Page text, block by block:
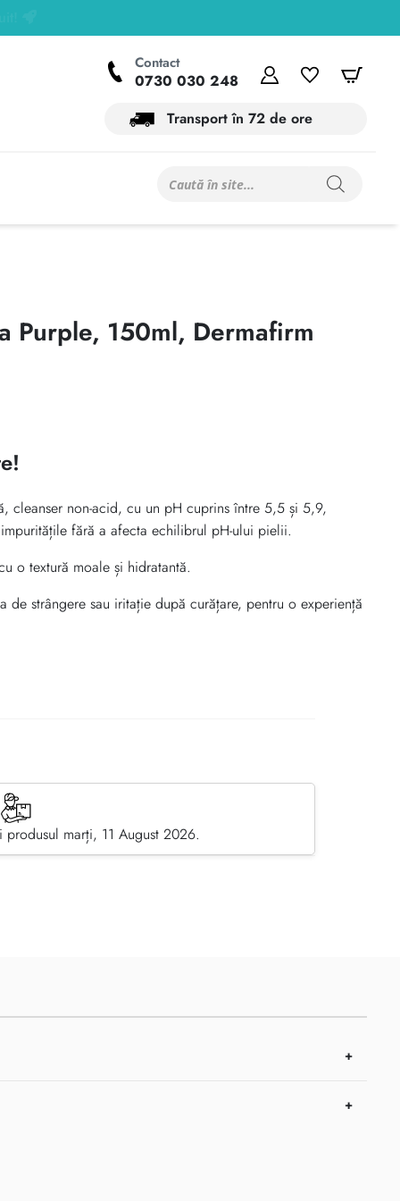
Contact
0730 030 248
Contul meuWishlist
Transport în 72 de ore
Products
Purple, 150ml, Dermafirm
cleanser non-acid, cu un pH cuprins între 5,5 și 5,9,
fără a afecta echilibrul pH-ului pielii.
o textură moale și hidratantă.
de strângere sau iritație după curățare, pentru o experiență
marți, 11 August 2026.